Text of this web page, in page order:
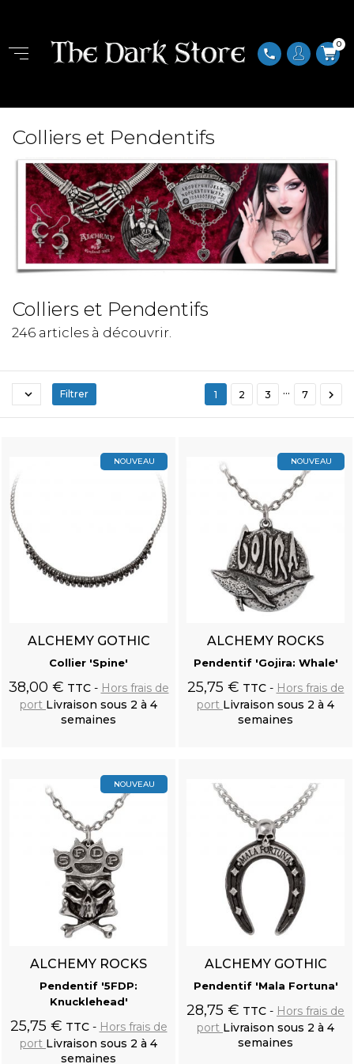
phone
0
Colliers et Pendentifs
Colliers et Pendentifs
246 articles à découvrir.
 Filtrer 1 2 3 … 7 
NOUVEAU
ALCHEMY GOTHIC
Collier 'Spine'
38,00 € TTC
Hors frais de
port Livraison sous 2 à 4
semaines
NOUVEAU
ALCHEMY ROCKS
Pendentif 'Gojira: Whale'
25,75 € TTC
Hors frais de
port Livraison sous 2 à 4
semaines
NOUVEAU
ALCHEMY ROCKS
Pendentif '5FDP:
Knucklehead'
25,75 € TTC
Hors frais de
port Livraison sous 2 à 4
semaines
ALCHEMY GOTHIC
Pendentif 'Mala Fortuna'
28,75 € TTC
Hors frais de
port Livraison sous 2 à 4
semaines